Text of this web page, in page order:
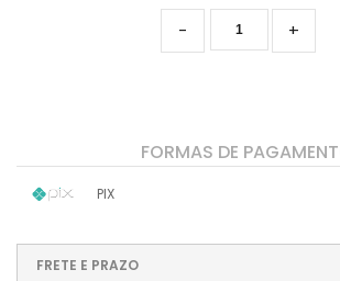
+
-
FORMAS DE
PIX
...
FRETE E PRAZO